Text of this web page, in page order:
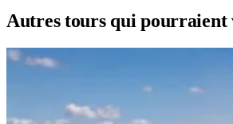
Autres tours qui pourraient